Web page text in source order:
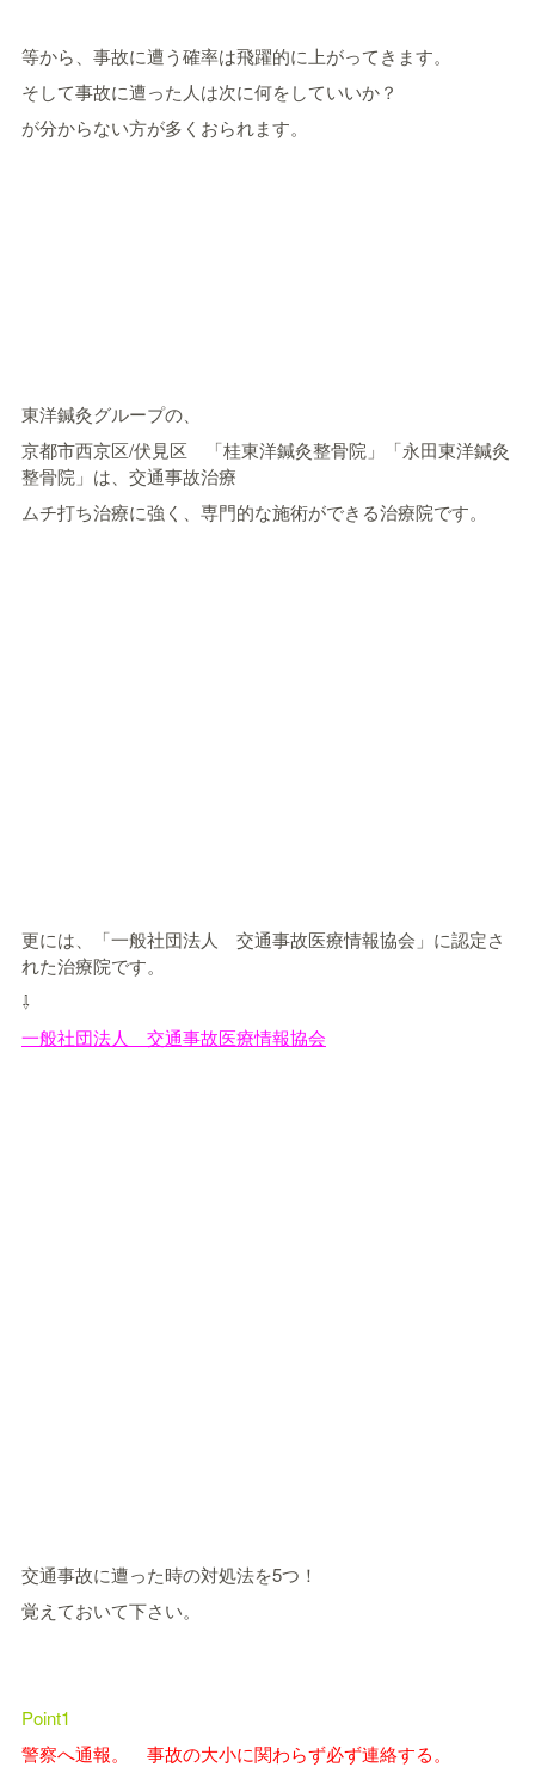
等から、事故に遭う確率は飛躍的に上がってきます。
そして事故に遭った人は次に何をしていいか？
が分からない方が多くおられます。
東洋鍼灸グループの、
京都市西京区/伏見区 「桂東洋鍼灸整骨院」「永田東洋鍼灸
整骨院」は、交通事故治療
ムチ打ち治療に強く、専門的な施術ができる治療院です。
更には、「一般社団法人 交通事故医療情報協会」に認定さ
れた治療院です。
⇩
一般社団法人 交通事故医療情報協会
交通事故に遭った時の対処法を5つ！
覚えておいて下さい。
Point1
警察へ通報。 事故の大小に関わらず必ず連絡する。